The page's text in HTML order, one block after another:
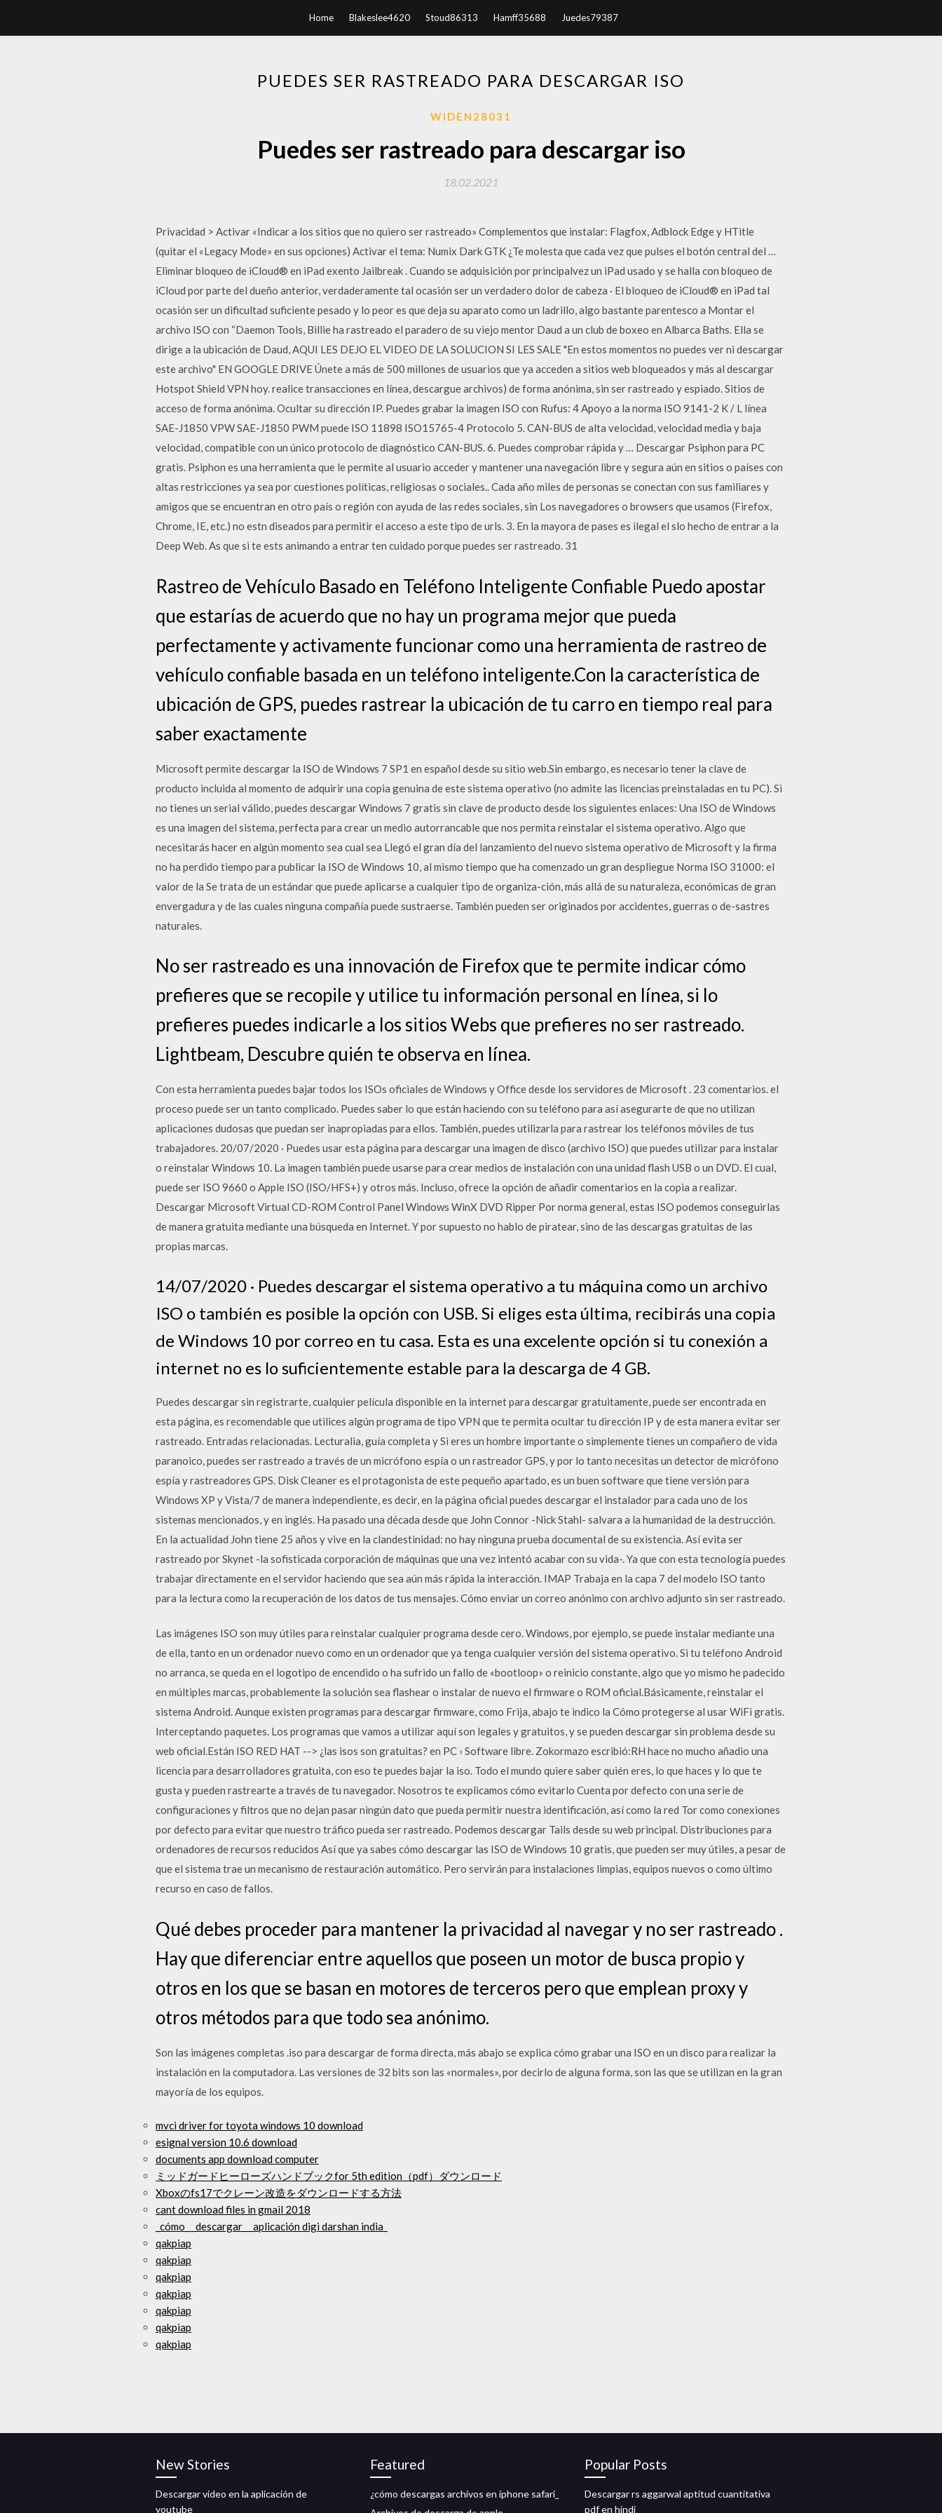
Home Blakeslee4620 Stoud86313 Hamff35688 Juedes79387
PUEDES SER RASTREADO PARA DESCARGAR ISO
WIDEN28031
Puedes ser rastreado para descargar iso
18.02.2021
Privacidad > Activar «Indicar a los sitios que no quiero ser rastreado» Complementos que instalar: Flagfox, Adblock Edge y HTitle
(quitar el «Legacy Mode» en sus opciones) Activar el tema: Numix Dark GTK ¿Te molesta que cada vez que pulses el botón central del …
Eliminar bloqueo de iCloud® en iPad exento Jailbreak . Cuando se adquisición por principalvez un iPad usado y se halla con bloqueo de
iCloud por parte del dueño anterior, verdaderamente tal ocasión ser un verdadero dolor de cabeza · El bloqueo de iCloud® en iPad tal
ocasión ser un dificultad suficiente pesado y lo peor es que deja su aparato como un ladrillo, algo bastante parentesco a Montar el
archivo ISO con “Daemon Tools, Billie ha rastreado el paradero de su viejo mentor Daud a un club de boxeo en Albarca Baths. Ella se
dirige a la ubicación de Daud, AQUI LES DEJO EL VIDEO DE LA SOLUCION SI LES SALE "En estos momentos no puedes ver ni descargar
este archivo" EN GOOGLE DRIVE Únete a más de 500 millones de usuarios que ya acceden a sitios web bloqueados y más al descargar
Hotspot Shield VPN hoy. realice transacciones en línea, descargue archivos) de forma anónima, sin ser rastreado y espiado. Sitios de
acceso de forma anónima. Ocultar su dirección IP. Puedes grabar la imagen ISO con Rufus: 4 Apoyo a la norma ISO 9141-2 K / L línea
SAE-J1850 VPW SAE-J1850 PWM puede ISO 11898 ISO15765-4 Protocolo 5. CAN-BUS de alta velocidad, velocidad media y baja
velocidad, compatible con un único protocolo de diagnóstico CAN-BUS. 6. Puedes comprobar rápida y … Descargar Psiphon para PC
gratis. Psiphon es una herramienta que le permite al usuario acceder y mantener una navegación libre y segura aún en sitios o países con
altas restricciones ya sea por cuestiones políticas, religiosas o sociales.. Cada año miles de personas se conectan con sus familiares y
amigos que se encuentran en otro país o región con ayuda de las redes sociales, sin Los navegadores o browsers que usamos (Firefox,
Chrome, IE, etc.) no estn diseados para permitir el acceso a este tipo de urls. 3. En la mayora de pases es ilegal el slo hecho de entrar a la
Deep Web. As que si te ests animando a entrar ten cuidado porque puedes ser rastreado. 31
Rastreo de Vehículo Basado en Teléfono Inteligente Confiable Puedo apostar
que estarías de acuerdo que no hay un programa mejor que pueda
perfectamente y activamente funcionar como una herramienta de rastreo de
vehículo confiable basada en un teléfono inteligente.Con la característica de
ubicación de GPS, puedes rastrear la ubicación de tu carro en tiempo real para
saber exactamente
Microsoft permite descargar la ISO de Windows 7 SP1 en español desde su sitio web.Sin embargo, es necesario tener la clave de
producto incluida al momento de adquirir una copia genuina de este sistema operativo (no admite las licencias preinstaladas en tu PC). Si
no tienes un serial válido, puedes descargar Windows 7 gratis sin clave de producto desde los siguientes enlaces: Una ISO de Windows
es una imagen del sistema, perfecta para crear un medio autorrancable que nos permita reinstalar el sistema operativo. Algo que
necesitarás hacer en algún momento sea cual sea Llegó el gran día del lanzamiento del nuevo sistema operativo de Microsoft y la firma
no ha perdido tiempo para publicar la ISO de Windows 10, al mismo tiempo que ha comenzado un gran despliegue Norma ISO 31000: el
valor de la Se trata de un estándar que puede aplicarse a cualquier tipo de organiza-ción, más allá de su naturaleza, económicas de gran
envergadura y de las cuales ninguna compañía puede sustraerse. También pueden ser originados por accidentes, guerras o de-sastres
naturales.
No ser rastreado es una innovación de Firefox que te permite indicar cómo
prefieres que se recopile y utilice tu información personal en línea, si lo
prefieres puedes indicarle a los sitios Webs que prefieres no ser rastreado.
Lightbeam, Descubre quién te observa en línea.
Con esta herramienta puedes bajar todos los ISOs oficiales de Windows y Office desde los servidores de Microsoft . 23 comentarios. el
proceso puede ser un tanto complicado. Puedes saber lo que están haciendo con su teléfono para así asegurarte de que no utilizan
aplicaciones dudosas que puedan ser inapropiadas para ellos. También, puedes utilizarla para rastrear los teléfonos móviles de tus
trabajadores. 20/07/2020 · Puedes usar esta página para descargar una imagen de disco (archivo ISO) que puedes utilizar para instalar
o reinstalar Windows 10. La imagen también puede usarse para crear medios de instalación con una unidad flash USB o un DVD. El cual,
puede ser ISO 9660 o Apple ISO (ISO/HFS+) y otros más. Incluso, ofrece la opción de añadir comentarios en la copia a realizar.
Descargar Microsoft Virtual CD-ROM Control Panel Windows WinX DVD Ripper Por norma general, estas ISO podemos conseguirlas
de manera gratuita mediante una búsqueda en Internet. Y por supuesto no hablo de piratear, sino de las descargas gratuitas de las
propias marcas.
14/07/2020 · Puedes descargar el sistema operativo a tu máquina como un archivo
ISO o también es posible la opción con USB. Si eliges esta última, recibirás una copia
de Windows 10 por correo en tu casa. Esta es una excelente opción si tu conexión a
internet no es lo suficientemente estable para la descarga de 4 GB.
Puedes descargar sin registrarte, cualquier película disponible en la internet para descargar gratuitamente, puede ser encontrada en
esta página, es recomendable que utilices algún programa de tipo VPN que te permita ocultar tu dirección IP y de esta manera evitar ser
rastreado. Entradas relacionadas. Lecturalia, guía completa y Si eres un hombre importante o simplemente tienes un compañero de vida
paranoico, puedes ser rastreado a través de un micrófono espía o un rastreador GPS, y por lo tanto necesitas un detector de micrófono
espía y rastreadores GPS. Disk Cleaner es el protagonista de este pequeño apartado, es un buen software que tiene versión para
Windows XP y Vista/7 de manera independiente, es decir, en la página oficial puedes descargar el instalador para cada uno de los
sistemas mencionados, y en inglés. Ha pasado una década desde que John Connor -Nick Stahl- salvara a la humanidad de la destrucción.
En la actualidad John tiene 25 años y vive en la clandestinidad: no hay ninguna prueba documental de su existencia. Así evita ser
rastreado por Skynet -la sofisticada corporación de máquinas que una vez intentó acabar con su vida-. Ya que con esta tecnología puedes
trabajar directamente en el servidor haciendo que sea aún más rápida la interacción. IMAP Trabaja en la capa 7 del modelo ISO tanto
para la lectura como la recuperación de los datos de tus mensajes. Cómo enviar un correo anónimo con archivo adjunto sin ser rastreado.
Las imágenes ISO son muy útiles para reinstalar cualquier programa desde cero. Windows, por ejemplo, se puede instalar mediante una
de ella, tanto en un ordenador nuevo como en un ordenador que ya tenga cualquier versión del sistema operativo. Si tu teléfono Android
no arranca, se queda en el logotipo de encendido o ha sufrido un fallo de «bootloop» o reinicio constante, algo que yo mismo he padecido
en múltiples marcas, probablemente la solución sea flashear o instalar de nuevo el firmware o ROM oficial.Básicamente, reinstalar el
sistema Android. Aunque existen programas para descargar firmware, como Frija, abajo te indico la Cómo protegerse al usar WiFi gratis.
Interceptando paquetes. Los programas que vamos a utilizar aquí son legales y gratuitos, y se pueden descargar sin problema desde su
web oficial.Están ISO RED HAT --> ¿las isos son gratuitas? en PC › Software libre. Zokormazo escribió:RH hace no mucho añadio una
licencia para desarrolladores gratuita, con eso te puedes bajar la iso. Todo el mundo quiere saber quién eres, lo que haces y lo que te
gusta y pueden rastrearte a través de tu navegador. Nosotros te explicamos cómo evitarlo Cuenta por defecto con una serie de
configuraciones y filtros que no dejan pasar ningún dato que pueda permitir nuestra identificación, así como la red Tor como conexiones
por defecto para evitar que nuestro tráfico pueda ser rastreado. Podemos descargar Tails desde su web principal. Distribuciones para
ordenadores de recursos reducidos Así que ya sabes cómo descargar las ISO de Windows 10 gratis, que pueden ser muy útiles, a pesar de
que el sistema trae un mecanismo de restauración automático. Pero servirán para instalaciones limpias, equipos nuevos o como último
recurso en caso de fallos.
Qué debes proceder para mantener la privacidad al navegar y no ser rastreado .
Hay que diferenciar entre aquellos que poseen un motor de busca propio y
otros en los que se basan en motores de terceros pero que emplean proxy y
otros métodos para que todo sea anónimo.
Son las imágenes completas .iso para descargar de forma directa, más abajo se explica cómo grabar una ISO en un disco para realizar la
instalación en la computadora. Las versiones de 32 bits son las «normales», por decirlo de alguna forma, son las que se utilizan en la gran
mayoría de los equipos.
mvci driver for toyota windows 10 download
esignal version 10.6 download
documents app download computer
ミッドガードヒーローズハンドブックfor 5th edition（pdf）ダウンロード
Xboxのfs17でクレーン改造をダウンロードする方法
cant download files in gmail 2018
_cómo_ _descargar_ _aplicación digi darshan india_
qakpiap
qakpiap
qakpiap
qakpiap
qakpiap
qakpiap
qakpiap
New Stories
Descargar video en la aplicación de
youtube
Featured
¿cómo descargas archivos en iphone safari_
Popular Posts
Descargar rs aggarwal aptitud cuantitativa
pdf en hindi